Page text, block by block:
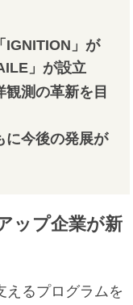
IGNITION」が
」が設立
測の革新を目
に今後の発展が
ップ企業が新
るプログラムを